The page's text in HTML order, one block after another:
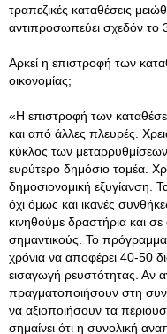
τραπεζικές καταθέσεις
αντιπροσωπεύει σχεδόν το
Αρκεί η επιστροφή των
οικονομίας;
«Η επιστροφή των
και από άλλες πλευρές.
κύκλος των
ευρύτερο δημόσιο τομέα.
δημοσιονομική εξυγίανση.
όχι όμως και ικανές
κινηθούμε δραστήρια και
σημαντικούς. Το
χρόνια να αποφέρει 40-50
εισαγωγή ρευστότητας. Αν
πραγματοποιήσουν στη
να αξιοποιήσουν τα
σημαίνει ότι η συνολική